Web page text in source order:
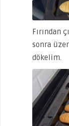
Fırından
sonra
dökelim.